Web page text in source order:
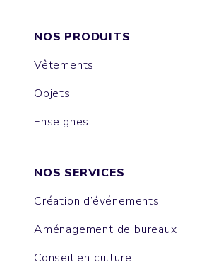
NOS PRODUITS
Vêtements
Objets
Enseignes
NOS SERVICES
Création d’événements
Aménagement de bureaux
Conseil en culture